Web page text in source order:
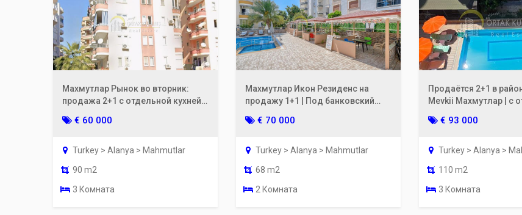
Махмутлар Рынок во вторник:
продажа 2+1 с отдельной кухней |
€ 60 000
Turkey > Alanya > Mahmutlar
90 m2
3 Комната
Махмутлар Икон Резиденс на
продажу 1+1 | Под банковский
€ 70 000
Turkey > Alanya > Mahmutlar
68 m2
2 Комната
Продаётся 2+1 в
Mevkii Махмутлар | с
этаже, 110 м²
€ 93 000
Turkey > Alanya >
110 m2
3 Комната